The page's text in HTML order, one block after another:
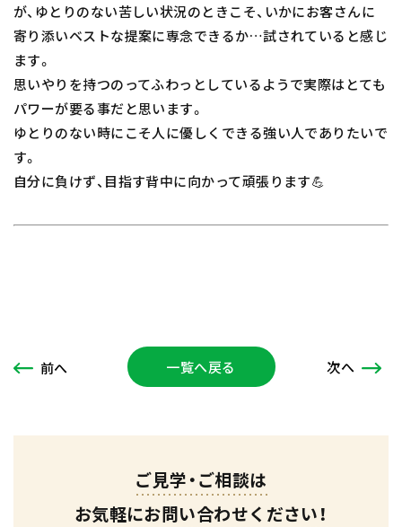
が、ゆとりのない苦しい状況のときこそ、いかにお客さんに
寄り添いベストな提案に専念できるか…試されていると感じ
ます。
思いやりを持つのってふわっとしているようで実際はとても
パワーが要る事だと思います。
ゆとりのない時にこそ人に優しくできる強い人でありたいで
す。
自分に負けず、目指す背中に向かって頑張ります💪
前へ 一覧へ戻る 次へ
ご見学・ご相談は
お気軽にお問い合わせください！